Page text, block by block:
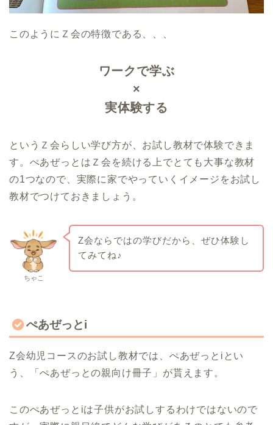
このようにＺ会の特徴である、、、
ワークで学ぶ
×
実体験する
というＺ会らしい学び方が、お試し教材で体験できま
す。ぺあぜっとはＺ会を続ける上でとても大事な教材
の1つなので、実際に家でやっていくイメージをお試し
教材でつけておきましょう。
ちゃこ
Z会ならではの学びだから、ぜひ体験し
てみてね♪
ぺあぜっとi
Z会幼児コースのお試し教材では、ぺあぜっとiとい
う、「ぺあぜっとの親向け冊子」が貰えます。
このぺあぜっとiは子供がお試しするわけではないので